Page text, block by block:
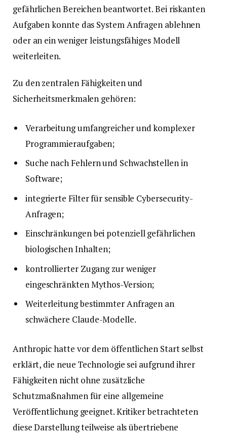
gefährlichen Bereichen beantwortet. Bei riskanten
Aufgaben konnte das System Anfragen ablehnen
oder an ein weniger leistungsfähiges Modell
weiterleiten.
Zu den zentralen Fähigkeiten und
Sicherheitsmerkmalen gehören:
Verarbeitung umfangreicher und komplexer
Programmieraufgaben;
Suche nach Fehlern und Schwachstellen in
Software;
integrierte Filter für sensible Cybersecurity-
Anfragen;
Einschränkungen bei potenziell gefährlichen
biologischen Inhalten;
kontrollierter Zugang zur weniger
eingeschränkten Mythos-Version;
Weiterleitung bestimmter Anfragen an
schwächere Claude-Modelle.
Anthropic hatte vor dem öffentlichen Start selbst
erklärt, die neue Technologie sei aufgrund ihrer
Fähigkeiten nicht ohne zusätzliche
Schutzmaßnahmen für eine allgemeine
Veröffentlichung geeignet. Kritiker betrachteten
diese Darstellung teilweise als übertriebene